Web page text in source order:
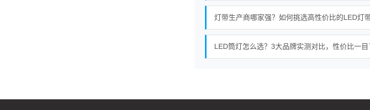
灯带生产商哪家强？如何挑选高性价比的LED灯
LED筒灯怎么选？3大品牌实测对比，性价比一目